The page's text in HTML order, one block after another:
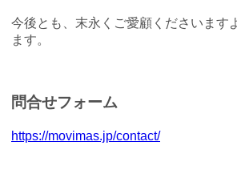
今後とも、末永くご愛顧くださいます
ます。
問合せフォーム
https://movimas.jp/contact/